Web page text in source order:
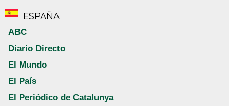
ESPAÑA
ABC
Diario Directo
El Mundo
El País
El Periódico de Catalunya